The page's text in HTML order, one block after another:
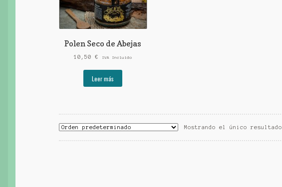
Polen Seco de Abejas
10,50€ IVA Incluido
Leer más
Mostrando el único resultado